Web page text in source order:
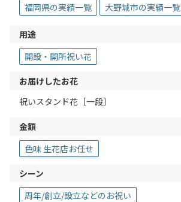
福岡県の実績一覧
大野城市の実績一覧
用途
開設・開所祝い花
お届けしたお花
祝いスタンド花［一段］
金額
色味 生花店お任せ
シーン
周年/創立/設立などのお祝い